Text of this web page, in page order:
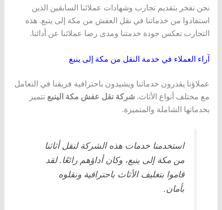
نحن نفخر بتقديم تجارب وشهادات عملائنا السابقين الذين
استفادوا من خدماتنا في نقل العفش من مكة إلى ينبع. هذه
التجارب تعكس جودة خدمتنا ومدى رضا عملائنا عن أدائنا.
آراء العملاء في خدمة النقل من مكة إلى ينبع
عملاؤنا يقدرون خدماتنا ويشيدون باحترافية فريقنا في التعامل
مع مختلف أنواع الأثاث. شركة نقل عفش مكة الينبع تتميز
بخدماتها الشاملة والمتميزة.
استخدمنا خدمات هذه الشركة لنقل أثاثنا
من مكة إلى ينبع، وكان أداؤهم رائعًا. لقد
قاموا بتغليف الأثاث باحترافية ونقلوه
بأمان.